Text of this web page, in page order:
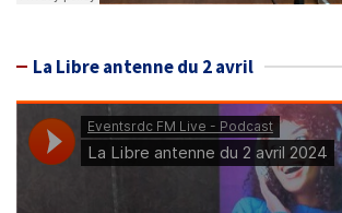
La Libre antenne du 2 avril